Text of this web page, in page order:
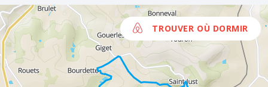
TROUVER OÙ DORMIR